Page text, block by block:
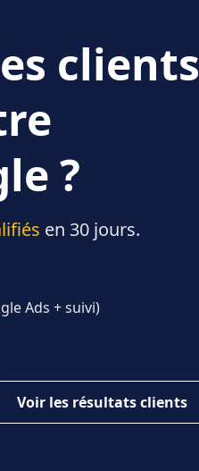
clients
?
en 30 jours.
Ads + suivi)
Voir les résultats clients